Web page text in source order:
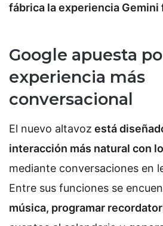
fábrica la experiencia Gemini
Google apuesta
experiencia más
conversacional
El nuevo altavoz está
interacción más natural con
mediante conversaciones en
Entre sus funciones se
música, programar